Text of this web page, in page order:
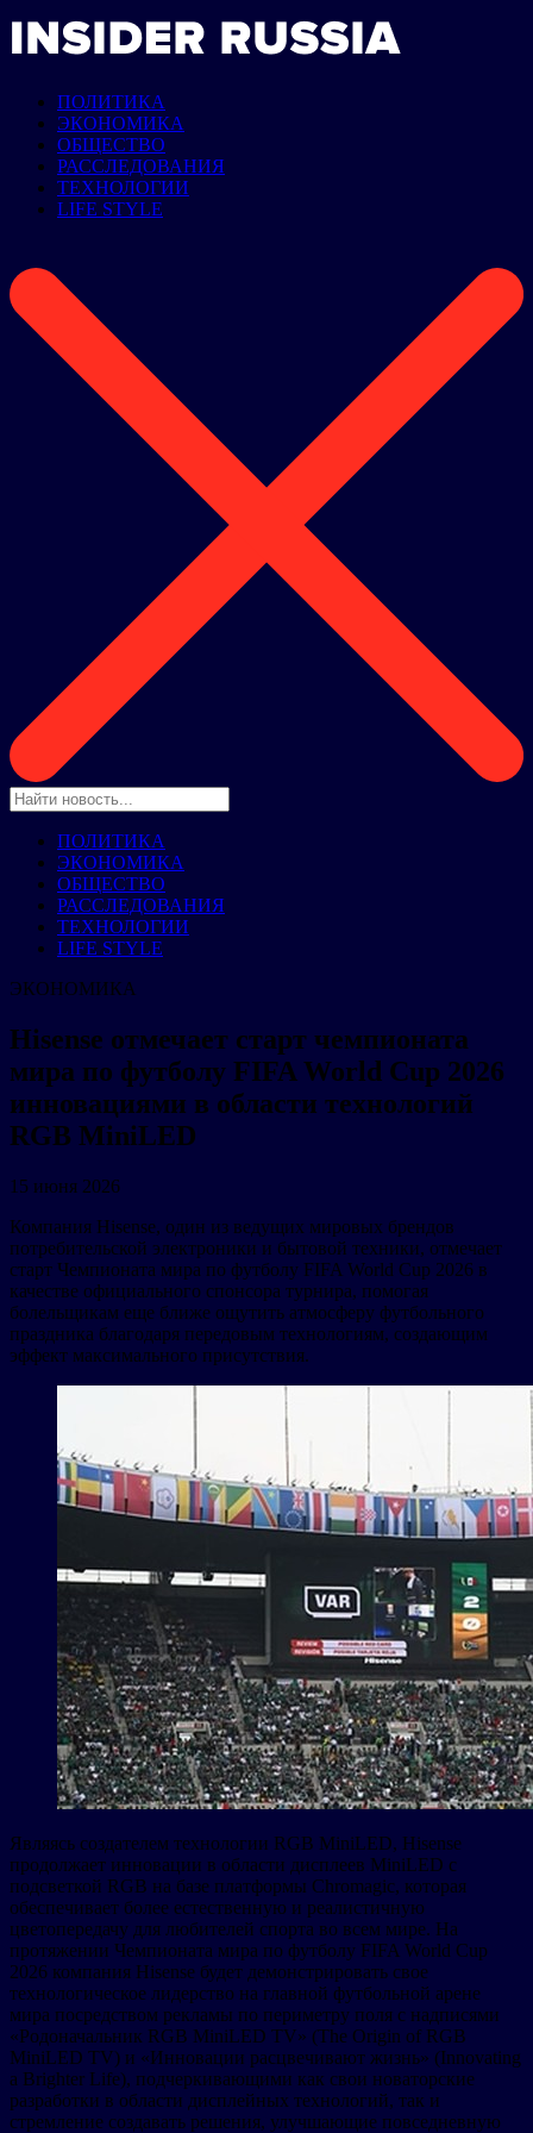
ПОЛИТИКА
ЭКОНОМИКА
ОБЩЕСТВО
РАССЛЕДОВАНИЯ
ТЕХНОЛОГИИ
LIFE STYLE
ПОЛИТИКА
ЭКОНОМИКА
ОБЩЕСТВО
РАССЛЕДОВАНИЯ
ТЕХНОЛОГИИ
LIFE STYLE
ЭКОНОМИКА
Hisense отмечает старт чемпионата
мира по футболу FIFA World Cup 2026
инновациями в области технологий
RGB MiniLED
15 июня 2026
Компания Hisense, один из ведущих мировых брендов
потребительской электроники и бытовой техники, отмечает
старт Чемпионата мира по футболу FIFA World Cup 2026 в
качестве официального спонсора турнира, помогая
болельщикам еще ближе ощутить атмосферу футбольного
праздника благодаря передовым технологиям, создающим
эффект максимального присутствия.
Являясь создателем технологии RGB MiniLED, Hisense
продолжает инновации в области дисплеев MiniLED с
подсветкой RGB на базе платформы Chromagic, которая
обеспечивает более естественную и реалистичную
цветопередачу для любителей спорта во всем мире. На
протяжении Чемпионата мира по футболу FIFA World Cup
2026 компания Hisense будет демонстрировать свое
технологическое лидерство на главной футбольной арене
мира посредством рекламы по периметру поля с надписями
«Родоначальник RGB MiniLED TV» (The Origin of RGB
MiniLED TV) и «Инновации расцвечивают жизнь» (Innovating
a Brighter Life), подчеркивающими как свои новаторские
разработки в области дисплейных технологий, так и
стремление создавать решения, улучшающие повседневную